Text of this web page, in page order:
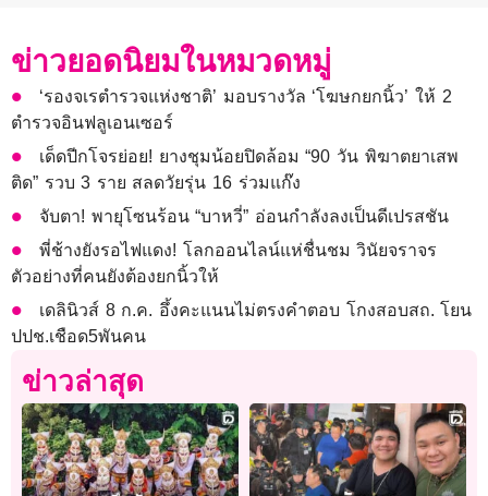
ข่าวยอดนิยมในหมวดหมู่
‘รองจเรตำรวจแห่งชาติ’ มอบรางวัล ‘โฆษกยกนิ้ว’ ให้ 2
ตำรวจอินฟลูเอนเซอร์
เด็ดปีกโจรย่อย! ยางชุมน้อยปิดล้อม “90 วัน พิฆาตยาเสพ
ติด” รวบ 3 ราย สลดวัยรุ่น 16 ร่วมแก๊ง
จับตา! พายุโซนร้อน “บาหวี่” อ่อนกำลังลงเป็นดีเปรสชัน
พี่ช้างยังรอไฟแดง! โลกออนไลน์แห่ชื่นชม วินัยจราจร
ตัวอย่างที่คนยังต้องยกนิ้วให้
เดลินิวส์ 8 ก.ค. อึ้งคะแนนไม่ตรงคำตอบ โกงสอบสถ. โยน
ปปช.เชือด5พันคน
ข่าวล่าสุด